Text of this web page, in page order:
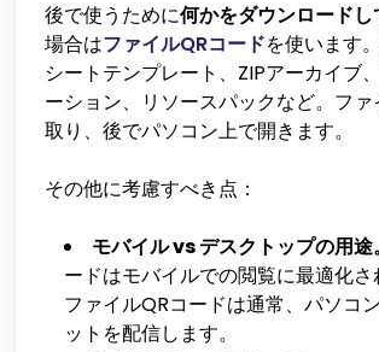
後で使うために何かをダウンロード
場合はファイルQRコードを使います
シートテンプレート、ZIPアーカイブ
ーション、リソースパックなど。フ
取り、後でパソコン上で開きます。
その他に考慮すべき点：
モバイル vs デスクトップの用途。
ードはモバイルでの閲覧に最適化さ
ファイルQRコードは通常、パソコ
ットを配信します。